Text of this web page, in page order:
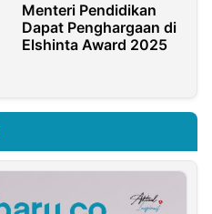
Menteri Pendidikan
Dapat Penghargaan di
Elshinta Award 2025